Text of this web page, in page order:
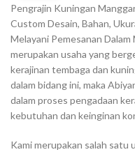
Pengrajin Kuningan
Custom Desain, Bahan,
Melayani Pemesanan
merupakan usaha yang
kerajinan tembaga dan
dalam bidang ini, maka
dalam proses pengadaan
kebutuhan dan keinginan
Kami merupakan salah satu